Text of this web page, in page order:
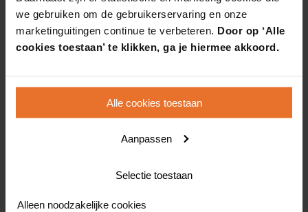
we gebruiken om de gebruikerservaring en onze
marketinguitingen continue te verbeteren. Door op ‘Alle
cookies toestaan’ te klikken, ga je hiermee akkoord.
Alle cookies toestaan
Aanpassen
Selectie toestaan
Alleen noodzakelijke cookies